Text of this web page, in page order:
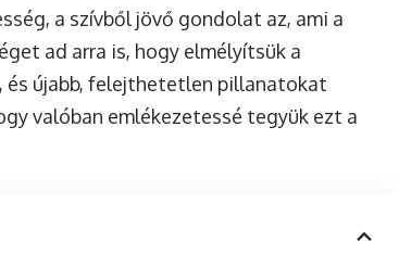
a szívből jövő gondolat az, ami a
ad arra is, hogy elmélyítsük a
és újabb, felejthetetlen pillanatokat
valóban emlékezetessé tegyük ezt a